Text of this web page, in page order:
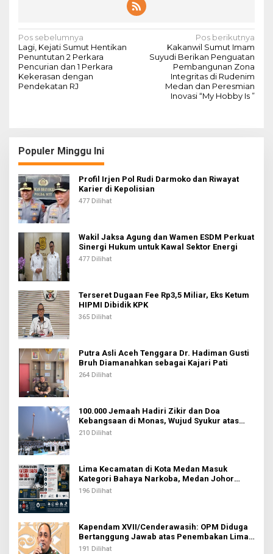
N
a
v
i
s
i
p
o
s
Pos sebelumnya
Lagi, Kejati Sumut Hentikan
Penuntutan 2 Perkara
Pencurian dan 1 Perkara
Kekerasan dengan
Pendekatan RJ
Pos berikutnya
Kakanwil Sumut Imam
Suyudi Berikan Penguatan
Pembangunan Zona
Integritas di Rudenim
Medan dan Peresmian
Inovasi “My Hobby Is ”
Populer Minggu Ini
Profil Irjen Pol Rudi Darmoko dan Riwayat
Karier di Kepolisian
477 Dilihat
Wakil Jaksa Agung dan Wamen ESDM Perkuat
Sinergi Hukum untuk Kawal Sektor Energi
477 Dilihat
Terseret Dugaan Fee Rp3,5 Miliar, Eks Ketum
HIPMI Dibidik KPK
365 Dilihat
Putra Asli Aceh Tenggara Dr. Hadiman Gusti
Bruh Diamanahkan sebagai Kajari Pati
264 Dilihat
100.000 Jemaah Hadiri Zikir dan Doa
Kebangsaan di Monas, Wujud Syukur atas
Kemerdekaan Indonesia
210 Dilihat
Lima Kecamatan di Kota Medan Masuk
Kategori Bahaya Narkoba, Medan Johor
Tertinggi
196 Dilihat
Kapendam XVII/Cenderawasih: OPM Diduga
Bertanggung Jawab atas Penembakan Lima
Pekerja di Tolikara
191 Dilihat